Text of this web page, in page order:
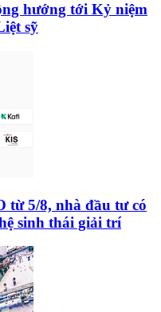
hướng tới Kỷ niệm
sỹ
từ 5/8, nhà đầu tư có
sinh thái giải trí